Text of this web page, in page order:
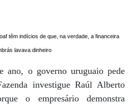
têm indícios de que, na verdade, a financeira
lavava dinheiro
ano, o governo uruguaio pede
investigue Raúl Alberto
o empresário demonstra